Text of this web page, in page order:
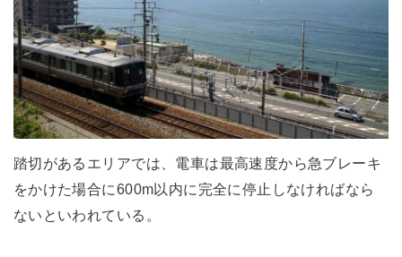
踏切があるエリアでは、電車は最高速度から急ブレーキ
をかけた場合に600m以内に完全に停止しなければなら
ないといわれている。